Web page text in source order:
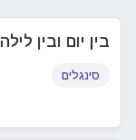
בין יום ובין לילה
סינגלים